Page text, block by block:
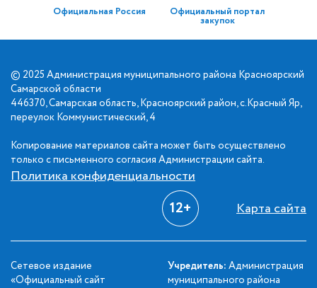
Официальная Россия Официальный портал
закупок
© 2025 Администрация муниципального района Красноярский
Самарской области
446370, Самарская область, Красноярский район, с.Красный Яр,
переулок Коммунистический, 4
Копирование материалов сайта может быть осуществлено
только с письменного согласия Администрации сайта.
Политика конфиденциальности
12+ Карта сайта
Сетевое издание
«Официальный сайт
Учредитель: Администрация
муниципального района